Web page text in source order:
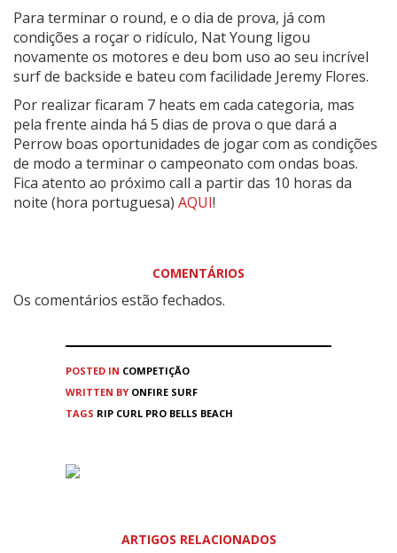
Para terminar o round, e o dia de prova, já com
condições a roçar o ridículo, Nat Young ligou
novamente os motores e deu bom uso ao seu incrível
surf de backside e bateu com facilidade Jeremy Flores.
Por realizar ficaram 7 heats em cada categoria, mas
pela frente ainda há 5 dias de prova o que dará a
Perrow boas oportunidades de jogar com as condições
de modo a terminar o campeonato com ondas boas.
Fica atento ao próximo call a partir das 10 horas da
noite (hora portuguesa) AQUI!
COMENTÁRIOS
Os comentários estão fechados.
POSTED IN COMPETIÇÃO
WRITTEN BY ONFIRE SURF
TAGS RIP CURL PRO BELLS BEACH
ARTIGOS RELACIONADOS